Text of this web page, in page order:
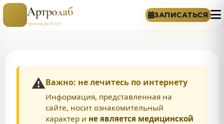
Артролаб
премиум блог
ЗАПИСАТЬСЯ
⚠️Важно: не лечитесь по интернету
Информация, представленная на
сайте, носит ознакомительный
характер и не является медицинской